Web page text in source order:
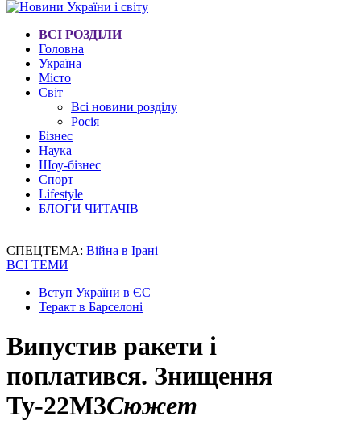
ВСІ РОЗДІЛИ
Головна
Україна
Місто
Світ
Всі новини розділу
Росія
Бізнес
Наука
Шоу-бізнес
Спорт
Lifestyle
БЛОГИ ЧИТАЧІВ
СПЕЦТЕМА: Війна в Ірані
ВСІ ТЕМИ
Вступ України в ЄС
Теракт в Барселоні
Випустив ракети і
поплатився. Знищення
Ту-22М3Сюжет